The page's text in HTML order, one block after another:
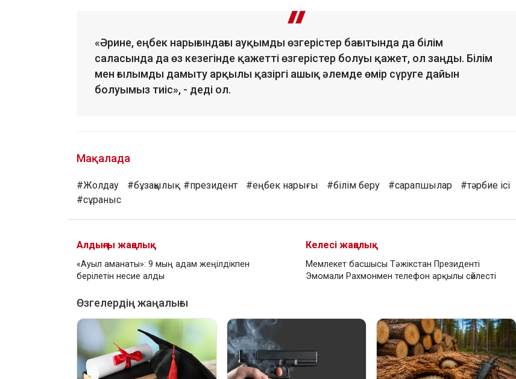
«Әрине, еңбек нарығындағы ауқымды өзгерістер бағытында да білім
саласында да өз кезегінде қажетті өзгерістер болуы қажет, ол заңды. Білім
мен ғылымды дамыту арқылы қазіргі ашық әлемде өмір сүруге дайын
болуымыз тиіс», - деді ол.
Мақалада
#Жолдау #бұзақылық #президент #еңбек нарығы #білім беру #сарапшылар
#тәрбие ісі
#сұраныс
Алдыңғы жаңалық
«Ауыл аманаты»: 9 мың адам жеңілдікпен
берілетін несие алды
Келесі жаңалық
Мемлекет басшысы Тәжікстан Президенті
Эмомали Рахмонмен телефон арқылы сөйлесті